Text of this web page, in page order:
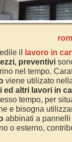
il
lavoro in
preventivi
nel tempo.
viene utilizato
ed altri lavori in
tempo, per
e bisogna
abbinati a
o esterno,